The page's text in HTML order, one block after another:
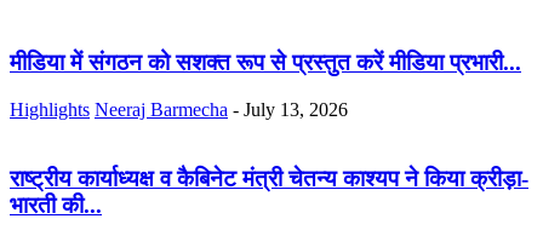
मीडिया में संगठन को सशक्त रूप से प्रस्तुत करें मीडिया प्रभारी...
Highlights Neeraj Barmecha - July 13, 2026
राष्ट्रीय कार्याध्यक्ष व कैबिनेट मंत्री चेतन्य काश्यप ने किया क्रीड़ा-
भारती की...